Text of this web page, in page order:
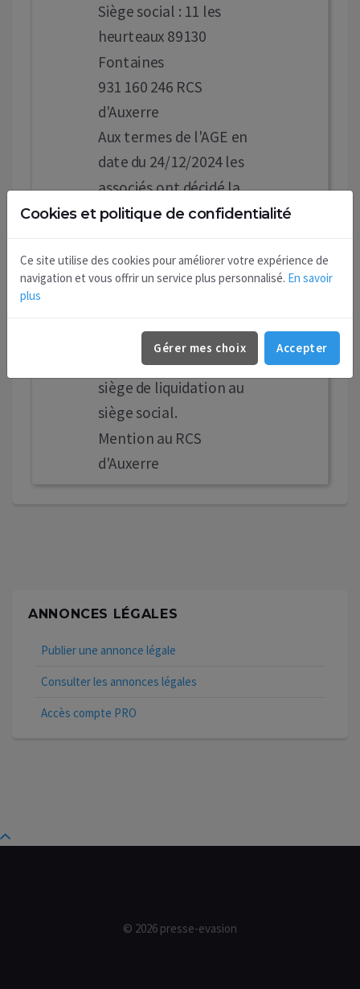
Siège social : 11 les
heurteaux 89130
Fontaines
931 160 246 RCS
d'Auxerre
Aux termes de l'AGE en
date du 24/12/2024 les
associés ont décidé la
dissolution et sa mise en
nommé liquidateur M.
BONIFACE Marc,
Metz 94170 Le Perreux-
sur-Marne, et fixé le
siège de liquidation au
siège social.
Mention au RCS
d'Auxerre
ANNONCES LÉGALES
Publier une annonce légale
Consulter les annonces légales
Accès compte PRO
© 2026 presse-evasion
Cookies et politique de confidentialité
Ce site utilise des cookies pour améliorer votre expérience de
navigation et vous offrir un service plus personnalisé. En savoir
plus
Gérer mes choix Accepter